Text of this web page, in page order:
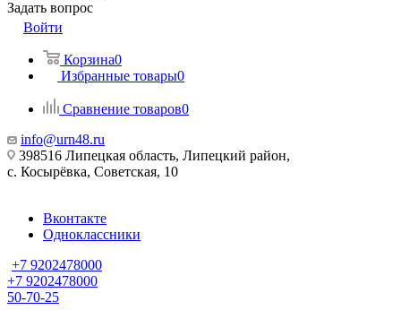
Задать вопрос
Войти
Корзина0
Избранные товары0
Сравнение товаров0
info@urn48.ru
398516 Липецкая область, Липецкий район,
с. Косырёвка, Советская, 10
Вконтакте
Одноклассники
+7 9202478000
+7 9202478000
50-70-25